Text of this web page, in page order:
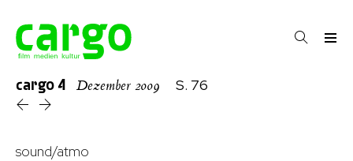
cargo4 Dezember 2009 S. 76
sound/atmo